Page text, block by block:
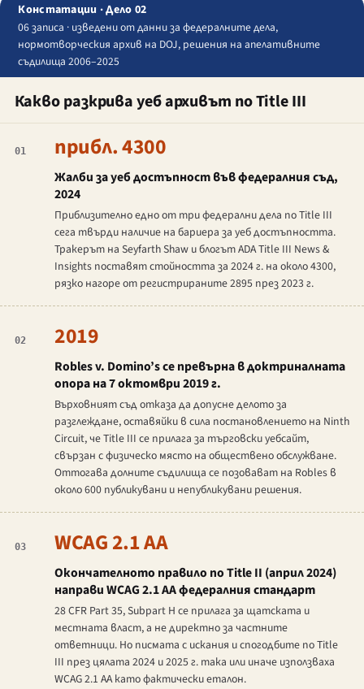
Констатации · Дело 02
06 записа · изведени от данни за федералните дела,
нормотворческия архив на DOJ, решения на апелативните
съдилища 2006–2025
Какво разкрива уеб архивът по Title III
01 прибл. 4300
Жалби за уеб достъпност във федералния съд,
2024
Приблизително едно от три федерални дела по Title III
сега твърди наличие на бариера за уеб достъпността.
Тракерът на Seyfarth Shaw и блогътADA Title III News &
Insightsпоставят стойността за 2024 г. на около 4300,
рязко нагоре от регистрираните 2895 през 2023 г.
02 2019
Robles v. Domino’sсе превърна в доктриналната
опора на 7 октомври 2019 г.
Върховният съд отказа да допусне делото за
разглеждане, оставяйки в сила постановлението на Ninth
Circuit, че Title III се прилага за търговски уебсайт,
свързан с физическо място на обществено обслужване.
Оттогава долните съдилища се позовават на Roblesв
около 600 публикувани и непубликувани решения.
03 WCAG 2.1 AA
Окончателното правило по Title II (април 2024)
направи WCAG 2.1 AA федералния стандарт
28 CFR Part 35, Subpart H се прилага за щатската и
местната власт, а не директно за частните
ответници. Но писмата с искания и спогодбите по Title
III през цялата 2024 и 2025 г. така или иначе използваха
WCAG 2.1 AA като фактически еталон.